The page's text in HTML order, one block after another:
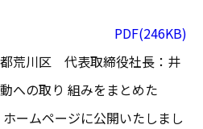
PDF(246KB)
荒川区 代表取締役社長：井
への取り 組みをまとめた
ホームページに公開いたしまし